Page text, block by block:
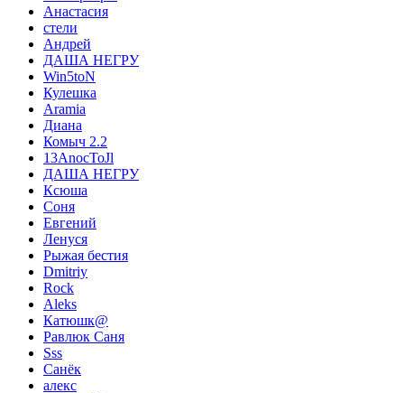
Анастасия
стели
Андрей
ДАША НЕГРУ
Win5toN
Кулешка
Aramia
Диана
Комыч 2.2
13AnocToJl
ДАША НЕГРУ
Ксюша
Соня
Евгений
Ленуся
Рыжая бестия
Dmitriy
Rock
Aleks
Катюшк@
Равлюк Саня
Sss
Санёк
алекс